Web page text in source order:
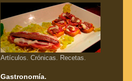
Artículos. Crónicas. Recetas.
Gastronomía.